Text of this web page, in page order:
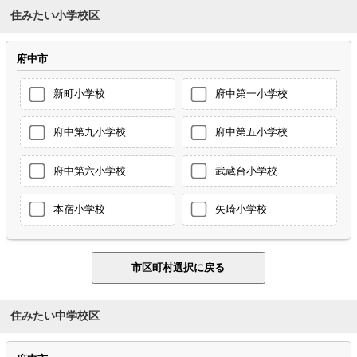
住みたい小学校区
府中市
新町小学校 府中第一小学校
府中第九小学校 府中第五小学校
府中第六小学校 武蔵台小学校
本宿小学校 矢崎小学校
住みたい中学校区